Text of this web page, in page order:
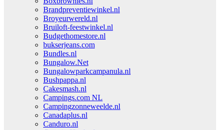
Brandpreventiewinkel.nl
Broyeurwereld.nl
Bruiloft-feestwinkel.nl
Budgethomestore.nl
bukserjeans.com
Bundles.nl
Bungalow.Net
Bungalowparkcampanula.nl
Bushpappa.nl
Cakesmash.nl
Campings.com NL
Campingzonneweelde.nl
Canadaplus.nl
Canduro.nl